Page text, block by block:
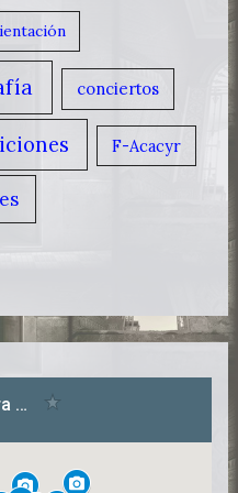
conciertos
F-Acacyr